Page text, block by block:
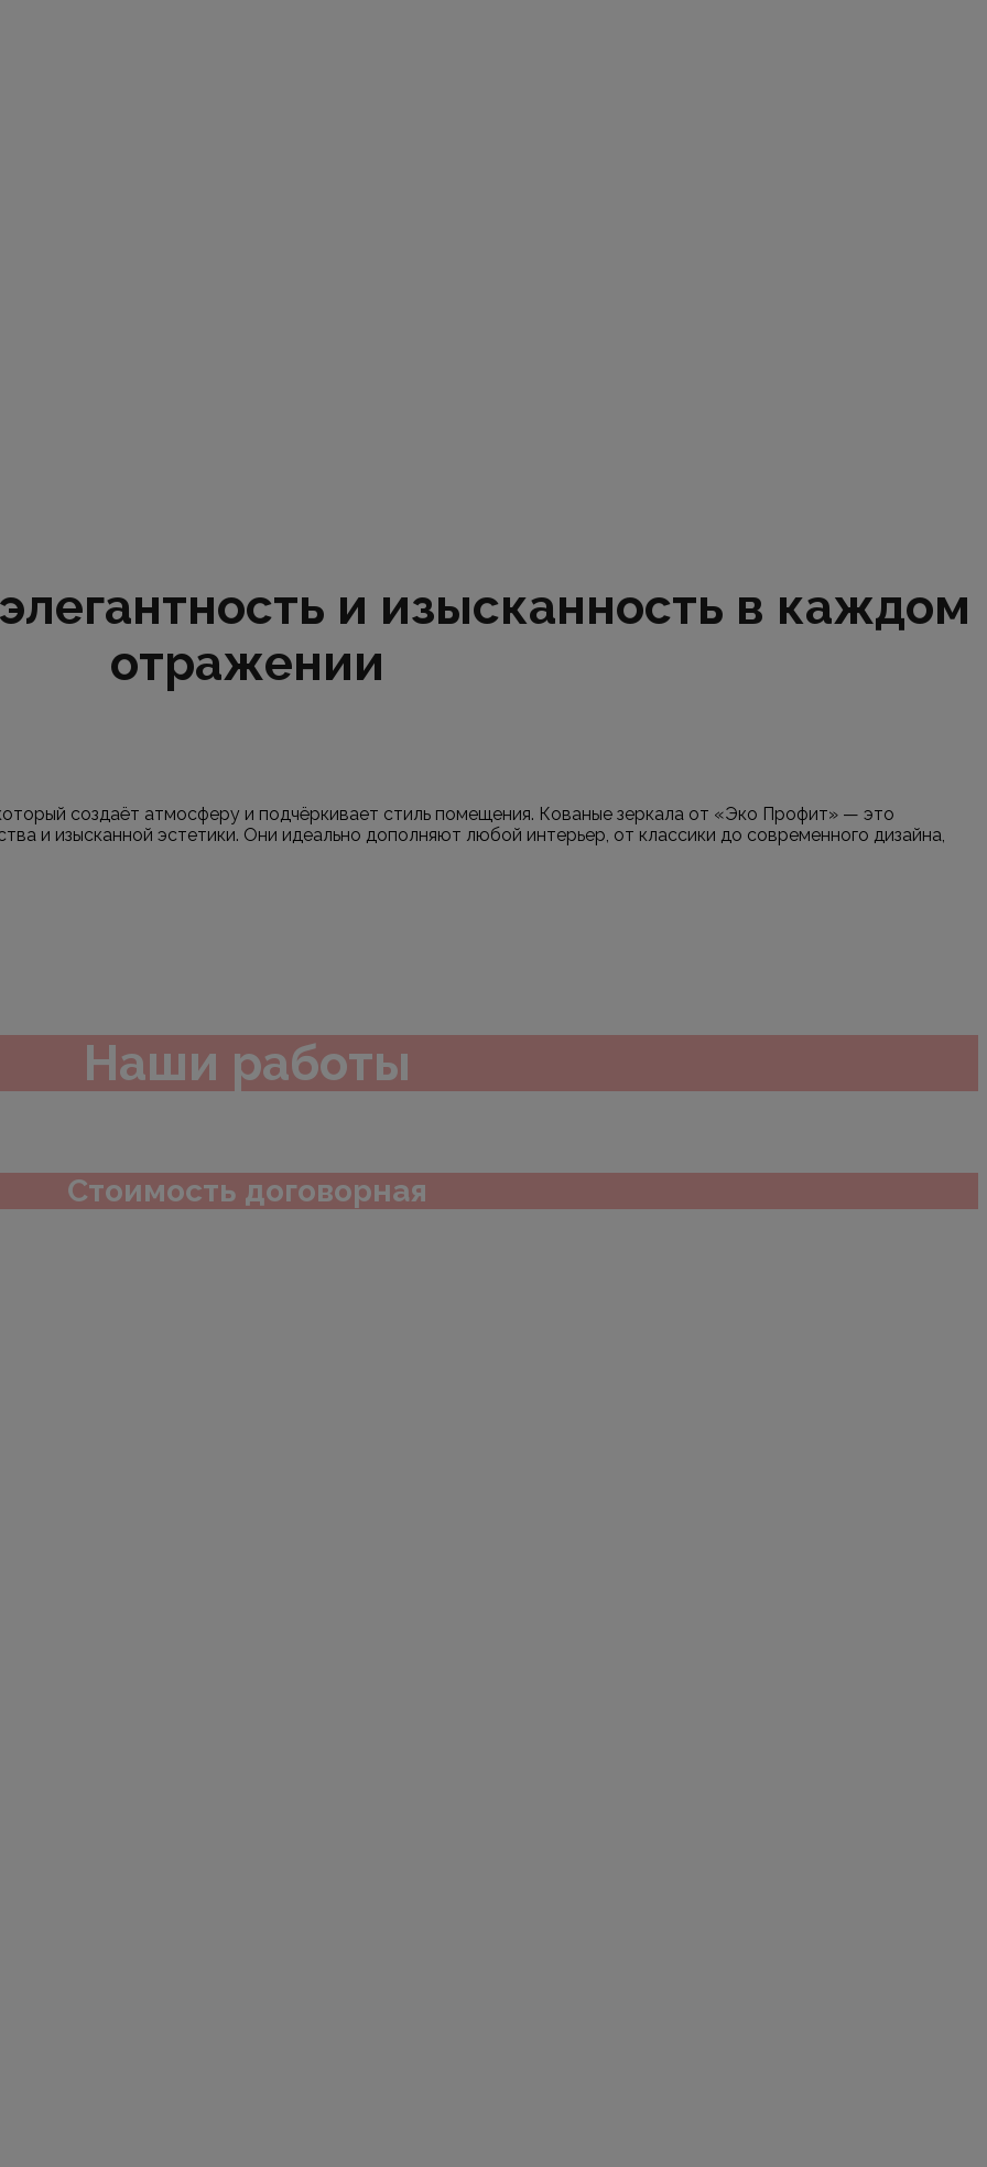
и изысканность в каждом
отражении
создаёт атмосферу и подчёркивает стиль помещения. Кованые зеркала от «Эко Профит» — это
и изысканной эстетики. Они идеально дополняют любой интерьер, от классики до современного дизайна,
Наши работы
Стоимость договорная